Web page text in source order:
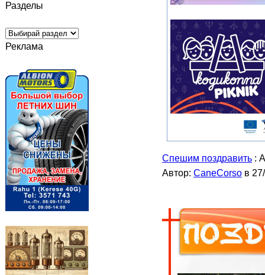
Разделы
Реклама
Спешим поздравить :
Автор: CaneCorso в